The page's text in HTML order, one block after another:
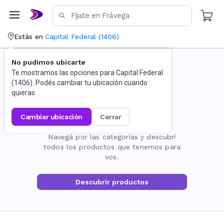
Estás en Capital Federal (1406)
No pudimos ubicarte
Te mostramos las opciones para Capital Federal
(1406). Podés cambiar tu ubicación cuando
quieras.
cambiar ubicación cerrar
La página no existe
Navegá por las categorías y descubrí
todos los productos que tenemos para
vos.
Descubrir productos